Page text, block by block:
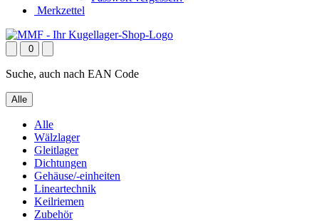
Merkzettel
0
Suche, auch nach EAN Code
Alle
Alle
Wälzlager
Gleitlager
Dichtungen
Gehäuse/-einheiten
Lineartechnik
Keilriemen
Zubehör